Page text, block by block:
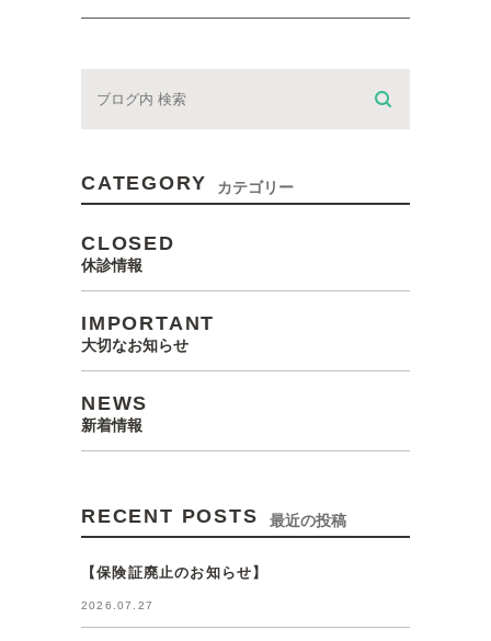
CATEGORY カテゴリー
CLOSED
休診情報
IMPORTANT
大切なお知らせ
NEWS
新着情報
RECENT POSTS 最近の投稿
【保険証廃止のお知らせ】
2026.07.27